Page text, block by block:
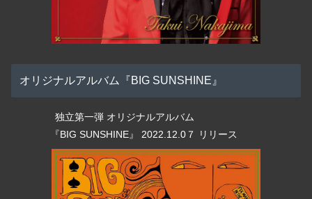
オリジナルアルバム『BIG SUNSHINE』
独立第一弾 オリジナルアルバム
『BIG SUNSHINE』 2022.12.0７ リリース